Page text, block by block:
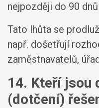
nejpozději do 90
Tato lhůta se
např. došetřují
zaměstnavatelů,
14. Kteří jsou
(dotčení)